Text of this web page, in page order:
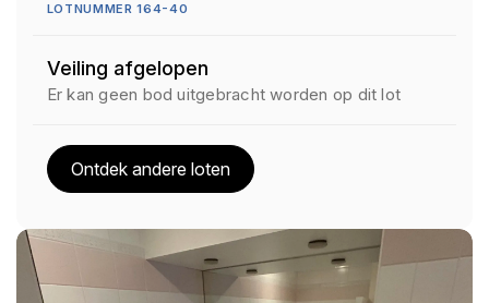
LOTNUMMER 164-40
Veiling afgelopen
Er kan geen bod uitgebracht worden op dit lot
Ontdek andere loten